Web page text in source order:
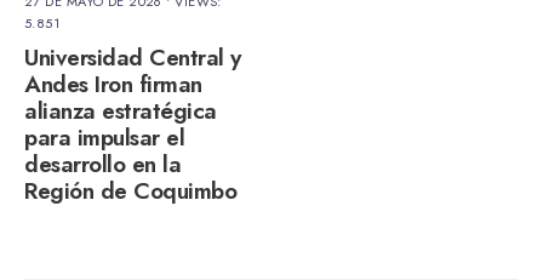
5.851
Universidad Central y
Andes Iron firman
alianza estratégica
para impulsar el
desarrollo en la
Región de Coquimbo